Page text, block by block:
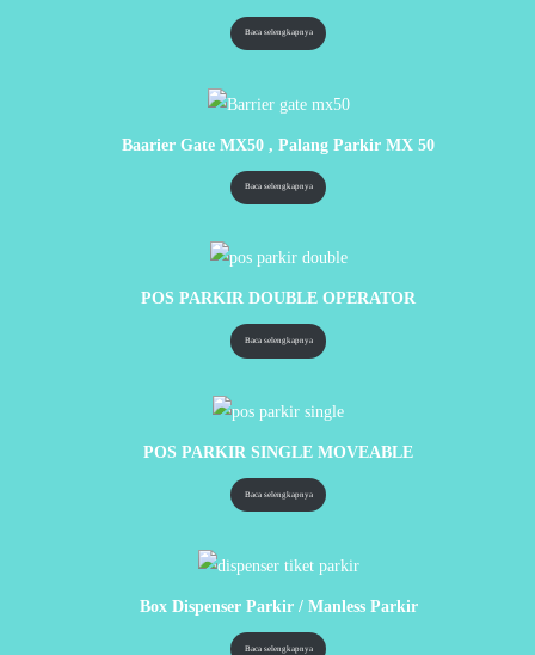
Baca selengkapnya
Baarier Gate MX50 , Palang Parkir MX 50
Baca selengkapnya
POS PARKIR DOUBLE OPERATOR
Baca selengkapnya
POS PARKIR SINGLE MOVEABLE
Baca selengkapnya
Box Dispenser Parkir / Manless Parkir
Baca selengkapnya